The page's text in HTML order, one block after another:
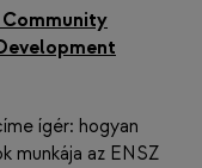
ígér: hogyan
munkája az ENSZ